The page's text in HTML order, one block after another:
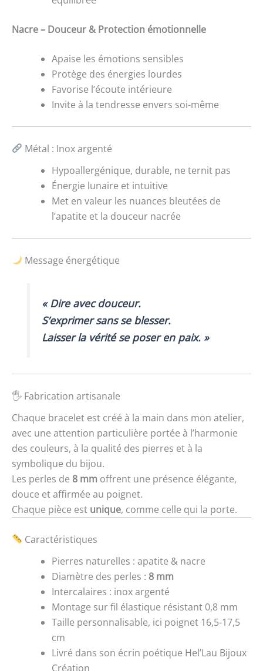
Nacre – Douceur & Protection émotionnelle
Apaise les émotions sensibles
Protège des énergies lourdes
Favorise l’écoute intérieure
Invite à la tendresse envers soi-même
Métal : Inox argenté
Hypoallergénique, durable, ne ternit pas
Énergie lunaire et intuitive
Met en valeur les nuances bleutées de
l’apatite et la douceur nacrée
Message énergétique
« Dire avec douceur.
S’exprimer sans se blesser.
Laisser la vérité se poser en paix. »
🖐️ Fabrication artisanale
Chaque bracelet est créé à la main dans mon atelier,
avec une attention particulière portée à l’harmonie
des couleurs, à la qualité des pierres et à la
symbolique du bijou.
Les perles de 8 mm offrent une présence élégante,
douce et affirmée au poignet.
Chaque pièce est unique, comme celle qui la porte.
Caractéristiques
Pierres naturelles : apatite & nacre
Diamètre des perles : 8 mm
Intercalaires : inox argenté
Montage sur fil élastique résistant 0,8 mm
Taille personnalisable, ici poignet 16,5-17,5
cm
Livré dans son écrin poétique Hel’Lau Bijoux
Création